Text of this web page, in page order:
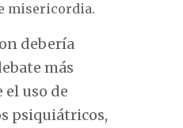
misericordia.
debería
más
el uso de
psiquiátricos,